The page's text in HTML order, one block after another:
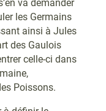
va demander
les Germains
ainsi à Jules
des Gaulois
celle-ci dans
Poissons.